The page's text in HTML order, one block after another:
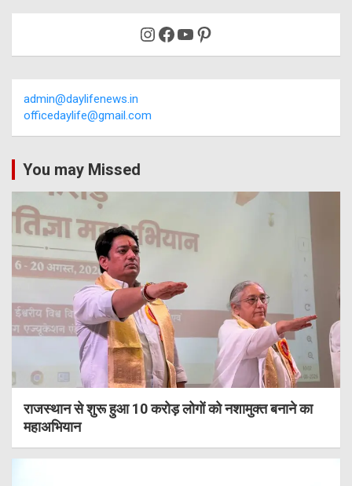
Instagram
Facebook
YouTube
Pinterest
admin@daylifenews.in
officedaylife@gmail.com
You may Missed
राजस्थान से शुरू हुआ 10 करोड़ लोगों को नशामुक्त बनाने का
महाअभियान